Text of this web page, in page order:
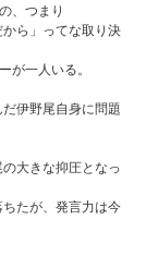
、つまり
から」ってな取り決
が一人いる。
伊野尾自身に問題
大きな抑圧となっ
たが、発言力は今